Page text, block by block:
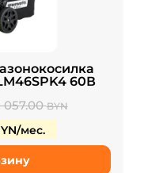
60В
057.00BYN
мес.